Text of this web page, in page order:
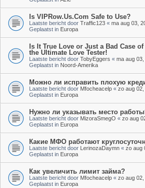
Is VIPRow.Us.Com Safe to Use?
Laatste bericht door Traffic123 « ma aug 03,
Geplaatst in Europa
Is It True Love or Just a Bad Case
the Ultimate Love Tester!
Laatste bericht door TobyEggers « ma aug
Geplaatst in Noord-Amerika
Можно ли исправить плохую
Laatste bericht door Mfocheacelp « zo aug
Geplaatst in Europa
Нужно ли указывать место
Laatste bericht door MizoraSmegO « zo aug
Geplaatst in Europa
Какие МФО работают
Laatste bericht door LerinozaDaymn « zo aug
Geplaatst in Europa
Как увеличить лимит займа?
Laatste bericht door Mfocheacelp « zo aug
Geplaatst in Europa